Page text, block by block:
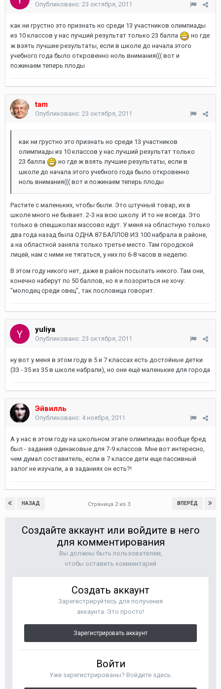
Опубликовано: 23 октября, 2011
как ни грустно это признать но среди 13 участников олимпиады
из 10 классов у нас лучший результат только 23 балла
но где
ж взять лучшие результаты, если в школе до начала этого
учебного года было откровенно ноль внимания((( вот и
пожинаем теперь плоды
tam
Опубликовано: 23 октября, 2011
как ни грустно это признать но среди 13 участников
олимпиады из 10 классов у нас лучший результат только
23 балла
но где ж взять лучшие результаты, если в
школе до начала этого учебного года было откровенно
ноль внимания((( вот и пожинаем теперь плоды
Растите с маленьких, чтобы были. Это штучный товар, их в
школе много не бывает. 2-3 на всю школу. И то не всегда. Это
только в спецшколах массово идут. У меня на областную только
два года назад была ОДНА 87 БАЛЛОВ ИЗ 100 набрала в районе,
а на областной заняла только третье место. Там городской
лицей, нам с ними не тягаться, у них по 6-8 часов в неделю.
В этом году никого нет, даже в район посылать некого. Там они,
конечно наберут по 50 баллов, но я и позориться не хочу:
"молодец среди овец", так пословица говорит.
yuliya
Опубликовано: 23 октября, 2011
ну вот у меня в этом году в 5 и 7 классах есть достойные детки
(33 - 35 из 35 в школе набрали), но они ещё маленькие для города
Эйвилль
Опубликовано: 4 ноября, 2011
А у нас в этом году на школьном этапе олимпиады вообще бред
был - задания одинаковые для 7-9 классов. Мне вот интересно,
чем думал составитель, если в 7 классе дети еще пассивный
залог не изучали, а в заданиях он есть?!
НАЗАД ВПЕРЁД
Страница 2 из 3
Создайте аккаунт или войдите в него
для комментирования
Вы должны быть пользователем,
чтобы оставить комментарий
Создать аккаунт
Зарегистрируйтесь для получения
аккаунта. Это просто!
Зарегистрировать аккаунт
Войти
Уже зарегистрированы? Войдите здесь.